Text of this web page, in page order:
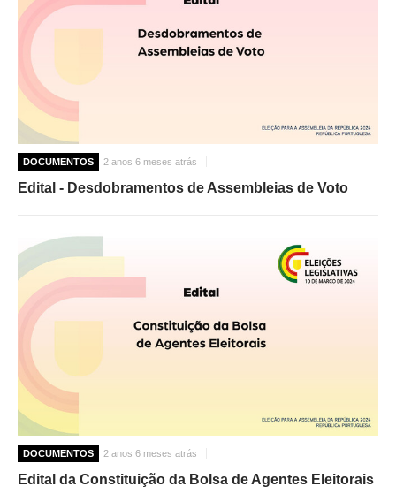
DOCUMENTOS 2 anos 6 meses atrás
Edital - Desdobramentos de Assembleias de Voto
DOCUMENTOS 2 anos 6 meses atrás
Edital da Constituição da Bolsa de Agentes Eleitorais